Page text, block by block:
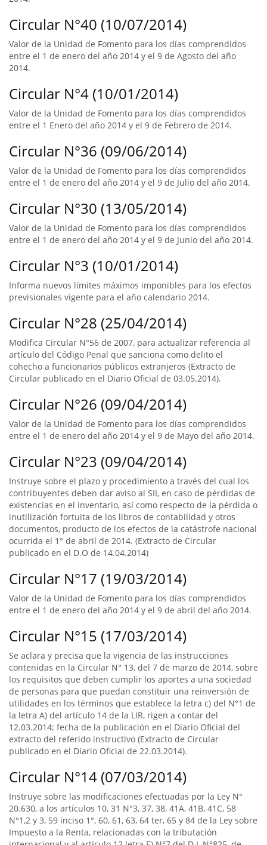
Circular N°40 (10/07/2014)
Valor de la Unidad de Fomento para los días comprendidos
entre el 1 de enero del año 2014 y el 9 de Agosto del año
2014.
Circular N°4 (10/01/2014)
Valor de la Unidad de Fomento para los días comprendidos
entre el 1 Enero del año 2014 y el 9 de Febrero de 2014.
Circular N°36 (09/06/2014)
Valor de la Unidad de Fomento para los días comprendidos
entre el 1 de enero del año 2014 y el 9 de Julio del año 2014.
Circular N°30 (13/05/2014)
Valor de la Unidad de Fomento para los días comprendidos
entre el 1 de enero del año 2014 y el 9 de Junio del año 2014.
Circular N°3 (10/01/2014)
Informa nuevos límites máximos imponibles para los efectos
previsionales vigente para el año calendario 2014.
Circular N°28 (25/04/2014)
Modifica Circular N°56 de 2007, para actualizar referencia al
artículo del Código Penal que sanciona como delito el
cohecho a funcionarios públicos extranjeros (Extracto de
Circular publicado en el Diario Oficial de 03.05.2014).
Circular N°26 (09/04/2014)
Valor de la Unidad de Fomento para los días comprendidos
entre el 1 de enero del año 2014 y el 9 de Mayo del año 2014.
Circular N°23 (09/04/2014)
Instruye sobre el plazo y procedimiento a través del cual los
contribuyentes deben dar aviso al SII, en caso de pérdidas de
existencias en el inventario, así como respecto de la pérdida o
inutilización fortuita de los libros de contabilidad y otros
documentos, producto de los efectos de la catástrofe nacional
ocurrida el 1° de abril de 2014. (Extracto de Circular
publicado en el D.O de 14.04.2014)
Circular N°17 (19/03/2014)
Valor de la Unidad de Fomento para los días comprendidos
entre el 1 de enero del año 2014 y el 9 de abril del año 2014.
Circular N°15 (17/03/2014)
Se aclara y precisa que la vigencia de las instrucciones
contenidas en la Circular N° 13, del 7 de marzo de 2014, sobre
los requisitos que deben cumplir los aportes a una sociedad
de personas para que puedan constituir una reinversión de
utilidades en los términos que establece la letra c) del N°1 de
la letra A) del artículo 14 de la LIR, rigen a contar del
12.03.2014; fecha de la publicación en el Diario Oficial del
extracto del referido instructivo (Extracto de Circular
publicado en el Diario Oficial de 22.03.2014).
Circular N°14 (07/03/2014)
Instruye sobre las modificaciones efectuadas por la Ley N°
20.630, a los artículos 10, 31 N°3, 37, 38, 41A, 41B, 41C, 58
N°1,2 y 3, 59 inciso 1°, 60, 61, 63, 64 ter, 65 y 84 de la Ley sobre
Impuesto a la Renta, relacionadas con la tributación